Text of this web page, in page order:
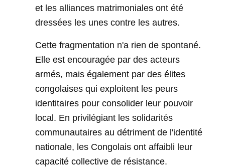
et les alliances matrimoniales ont été
dressées les unes contre les autres.
Cette fragmentation n'a rien de spontané.
Elle est encouragée par des acteurs
armés, mais également par des élites
congolaises qui exploitent les peurs
identitaires pour consolider leur pouvoir
local. En privilégiant les solidarités
communautaires au détriment de l'identité
nationale, les Congolais ont affaibli leur
capacité collective de résistance.